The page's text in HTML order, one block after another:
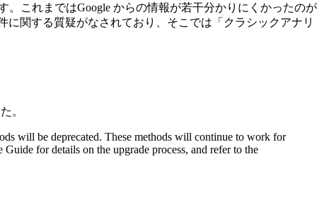
これまではGoogle からの情報が若干分かりにくかったのが
に関する質疑がなされており、そこでは「クラシックアナリ
。
will be deprecated. These methods will continue to work for
for details on the upgrade process, and refer to the